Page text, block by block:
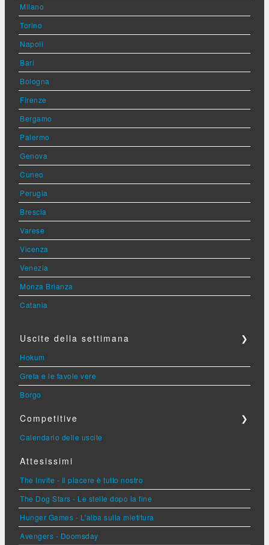
Milano
Torino
Napoli
Bari
Bologna
Firenze
Bergamo
Palermo
Genova
Cuneo
Perugia
Brescia
Varese
Vicenza
Venezia
Monza Brianza
Catania
Uscite della settimana ❯
Hokum
Greta e le favole vere
Borgo
Competitive ❯
Calendario delle uscite
Attesissimi
The Invite - Il piacere è tutto nostro
The Dog Stars - Le stelle dopo la fine
Hunger Games - L'alba sulla mietitura
Avengers - Doomsday